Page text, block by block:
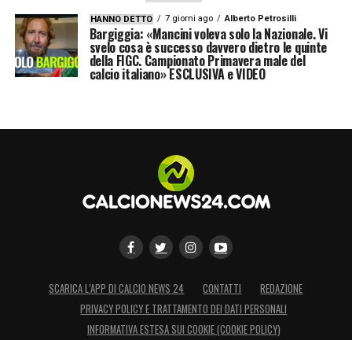
HANNO DETTO 7 giorni ago Alberto Petrosilli
Bargiggia: «Mancini voleva solo la Nazionale. Vi
svelo cosa è successo davvero dietro le quinte
della FIGC. Campionato Primavera male del
calcio italiano» ESCLUSIVA e VIDEO
SCARICA L’APP DI CALCIO NEWS 24 CONTATTI
REDAZIONE
PRIVACY POLICY E TRATTAMENTO DEI DATI PERSONALI
INFORMATIVA ESTESA SUI COOKIE (COOKIE POLICY)